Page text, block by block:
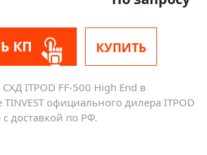
КП КУПИТЬ
ITPOD FF-500 High End в
TINVEST официального дилера ITPOD
доставкой по РФ.